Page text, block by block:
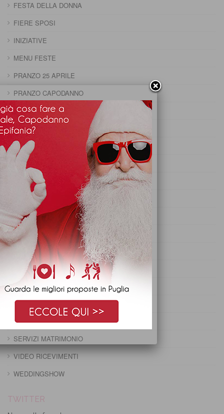
FESTA DELLA DONNA
FIERE SPOSI
INIZIATIVE
MENU FESTE
PRANZO 25 APRILE
PRANZO CAPODANNO
PRANZO DELLA DOMENICA
PRANZO DELLA PENTOLACCIA
PRANZO DI CARNEVALE
PRANZO DI FERRAGOSTO
PRANZO DI OGNISSANTI
PRANZO DI PASQUA
PRANZO DI PASQUETTA
PRANZO EPIFANIA
PRANZO IMMACOLATA
PRANZO NATALE
PRANZO PRIMO MAGGIO
PRANZO SANTO STEFANO
RUBRICA
SERVIZI MATRIMONIO
VIDEO RICEVIMENTI
WEDDINGSHOW
TWITTER